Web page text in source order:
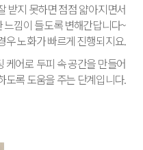
받지 못하면 점점 얇아지면서
낌이 들도록 변해간답니다~
우 노화가 빠르게 진행되지요.
케어로 두피 속 공간을 만들어
도록 도움을 주는 단계입니다.